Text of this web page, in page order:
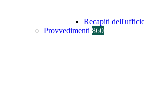
Recapiti
Provvedimenti 860